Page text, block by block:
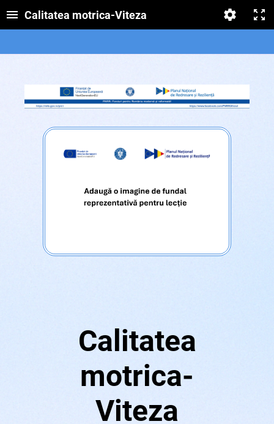
Calitatea motrica-Viteza
Calitatea
motrica-
Viteza